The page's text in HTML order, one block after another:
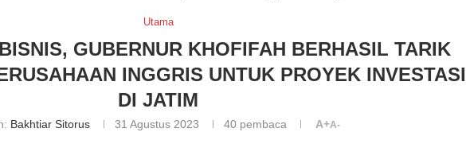
Utama
GUBERNUR KHOFIFAH BERHASIL TARIK
INGGRIS UNTUK PROYEK INVESTASI
DI JATIM
Bakhtiar Sitorus 31 Agustus 2023 40pembaca A+A-